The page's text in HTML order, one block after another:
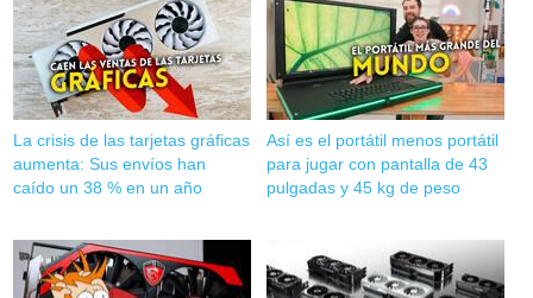
La crisis de las tarjetas gráficas
aumenta: Sus envíos han
caído un 38 % en un año
Así es el portátil menos portátil
para jugar con pantalla de 43
pulgadas y 45 kg de peso